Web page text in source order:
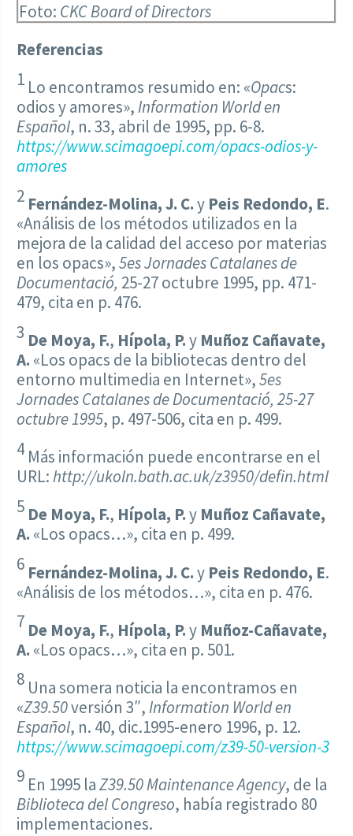
Foto: CKC Board of Directors
Referencias
1 Lo encontramos resumido en: «Opacs:
odios y amores»,Information World en
Español, n. 33, abril de 1995, pp. 6-8.
https://www.scimagoepi.com/opacs-odios-y-
amores
2 Fernández-Molina, J. C.y Peis Redondo, E.
«Análisis de los métodos utilizados en la
mejora de la calidad del acceso por materias
en los opacs»,5es Jornades Catalanes de
Documentació, 25-27 octubre 1995, pp. 471-
479, cita en p. 476.
3 De Moya, F., Hípola, P.y Muñoz Cañavate,
A. «Los opacs de la bibliotecas dentro del
entorno multimedia en Internet»,5es
Jornades Catalanes de Documentació, 25-27
octubre 1995, p. 497-506, cita en p. 499.
4 Más información puede encontrarse en el
URL:http://ukoln.bath.ac.uk/z3950/defin.html
5 De Moya, F., Hípola, P.y Muñoz Cañavate,
A. «Los opacs…», cita en p. 499.
6 Fernández-Molina, J. C.y Peis Redondo, E.
«Análisis de los métodos…», cita en p. 476.
7 De Moya, F., Hípola, P.y Muñoz-Cañavate,
A. «Los opacs…», cita en p. 501.
8 Una somera noticia la encontramos en
«Z39.50versión 3″,Information World en
Español, n. 40, dic.1995-enero 1996, p. 12.
https://www.scimagoepi.com/z39-50-version-3
9 En 1995 laZ39.50 Maintenance Agency, de la
Biblioteca del Congreso, había registrado 80
implementaciones.